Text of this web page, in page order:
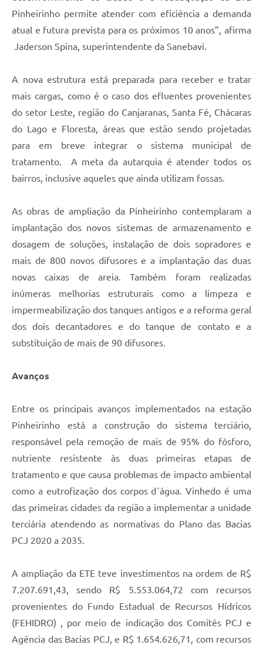
Pinheirinho permite atender com eficiência a demanda
atual e futura prevista para os próximos 10 anos”, afirma
Jaderson Spina, superintendente da Sanebavi.
A nova estrutura está preparada para receber e tratar
mais cargas, como é o caso dos efluentes provenientes
do setor Leste, região do Canjaranas, Santa Fé, Chácaras
do Lago e Floresta, áreas que estão sendo projetadas
para em breve integrar o sistema municipal de
tratamento. A meta da autarquia é atender todos os
bairros, inclusive aqueles que ainda utilizam fossas.
As obras de ampliação da Pinheirinho contemplaram a
implantação dos novos sistemas de armazenamento e
dosagem de soluções, instalação de dois sopradores e
mais de 800 novos difusores e a implantação das duas
novas caixas de areia. Também foram realizadas
inúmeras melhorias estruturais como a limpeza e
impermeabilização dos tanques antigos e a reforma geral
dos dois decantadores e do tanque de contato e a
substituição de mais de 90 difusores.
Avanços
Entre os principais avanços implementados na estação
Pinheirinho está a construção do sistema terciário,
responsável pela remoção de mais de 95% do fósforo,
nutriente resistente às duas primeiras etapas de
tratamento e que causa problemas de impacto ambiental
como a eutrofização dos corpos d´água. Vinhedo é uma
das primeiras cidades da região a implementar a unidade
terciária atendendo as normativas do Plano das Bacias
PCJ 2020 a 2035.
A ampliação da ETE teve investimentos na ordem de R$
7.207.691,43, sendo R$ 5.553.064,72 com recursos
provenientes do Fundo Estadual de Recursos Hídricos
(FEHIDRO) , por meio de indicação dos Comitês PCJ e
Agência das Bacias PCJ, e R$ 1.654.626,71, com recursos